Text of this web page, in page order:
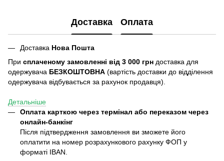
Доставка Оплата
Доставка Нова Пошта
При сплаченому замовленні від 3 000 грн доставка для
одержувача БЕЗКОШТОВНА (вартість доставки до відділення
одержувача відбувається за рахунок продавця).
Детальніше
Оплата карткою через термінал або переказом через
онлайн-банкінг
Після підтвердження замовлення ви зможете його
оплатити на номер розрахункового рахунку ФОП у
форматі IBAN.